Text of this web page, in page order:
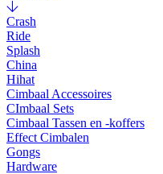
Crash
Ride
Splash
China
Hihat
Cimbaal Accessoires
CImbaal Sets
Cimbaal Tassen en -koffers
Effect Cimbalen
Gongs
Hardware